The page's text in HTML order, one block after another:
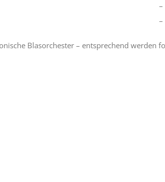
–
Blasorchester – entsprechend werden